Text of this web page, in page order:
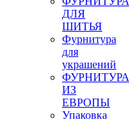
ДЛЯ
ШИТЬЯ
Фурнитура
для
украшений
ФУРНИТУРА
ИЗ
ЕВРОПЫ
Упаковка